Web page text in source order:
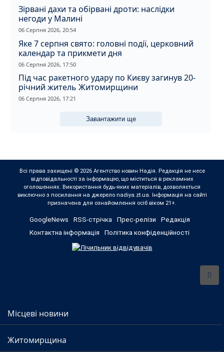
Зірвані дахи та обірвані дроти: наслідки
негоди у Малині
06 Серпня 2026, 20:54
Яке 7 серпня свято: головні події, церковний
календар та прикмети дня
06 Серпня 2026, 17:50
Під час ракетного удару по Києву загинув 20-
річний житель Житомирщини
06 Серпня 2026, 17:21
Завантажити ще
Всі права захищені © 2026 Агентство новин Надія. Редакція не несе
відповідальності за інформацію, що міститься в рекламних
оголошеннях. Використання будь-яких матеріалів, дозволяється
виключно з посилання на джерело nadiya.zt.ua. Інформація на сайті
призначена для ознайомлення осіб віком 21+.
GoogleNews RSS-стрічка Прес-релізи
Редакція
Контактна інформація
Політика конфіденційності
Місцеві новини
Житомирщина